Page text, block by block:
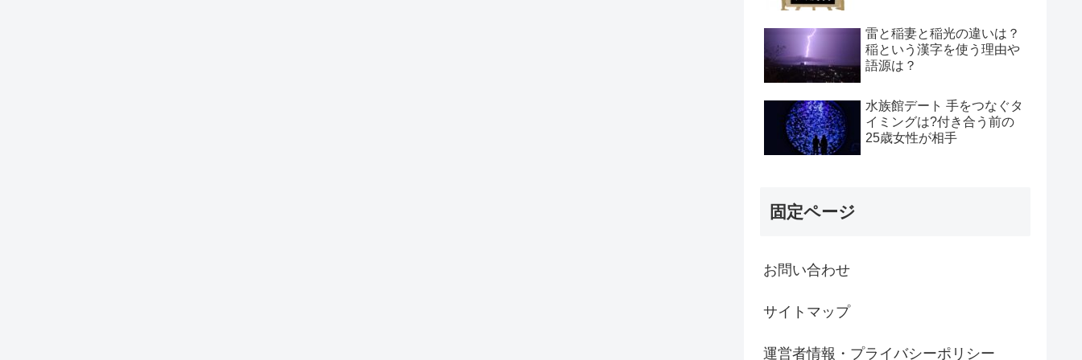
雷と稲妻と稲光の違いは？
稲という漢字を使う理由や
語源は？
水族館デート 手をつなぐタ
イミングは?付き合う前の
25歳女性が相手
固定ページ
お問い合わせ
サイトマップ
運営者情報・プライバシーポリシー